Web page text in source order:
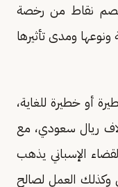
نقاط من رخصة
ونوعها ومدى تأثيرها
أو خطيرة للغاية،
بين ٤٠٠ ريال سعودي و ٣٠٠٠ آلاف ريال سعودي، مع
الإسباني يذهب
العمل لصالح